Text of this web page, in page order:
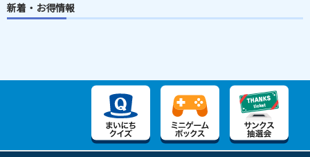
新着・お得情報